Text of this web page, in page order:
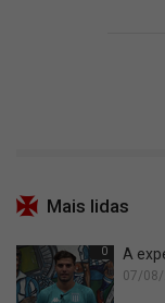
Mais lidas
0 A
07/08/